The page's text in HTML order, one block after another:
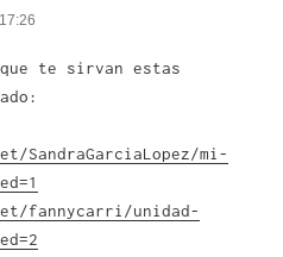
te sirvan estas
mi-
fannycarri/unidad-